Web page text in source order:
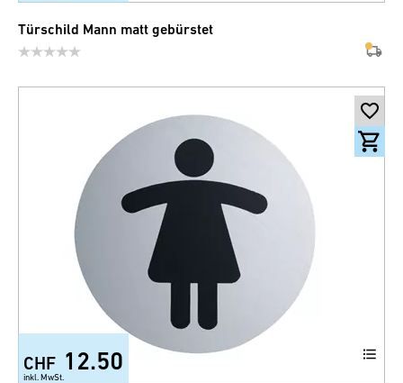
Türschild Mann matt gebürstet
CHF 12.50
inkl. MwSt.